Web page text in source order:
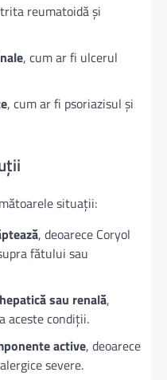
reumatoidă și
, cum ar fi ulcerul
, cum ar fi psoriazisul și
situații:
, deoarece Coryol
fătului sau
sau renală,
aceste condiții.
active, deoarece
severe.